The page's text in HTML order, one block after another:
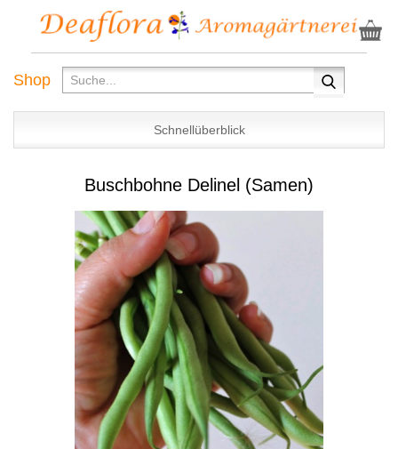
Shop
Schnellüberblick
Buschbohne Delinel (Samen)